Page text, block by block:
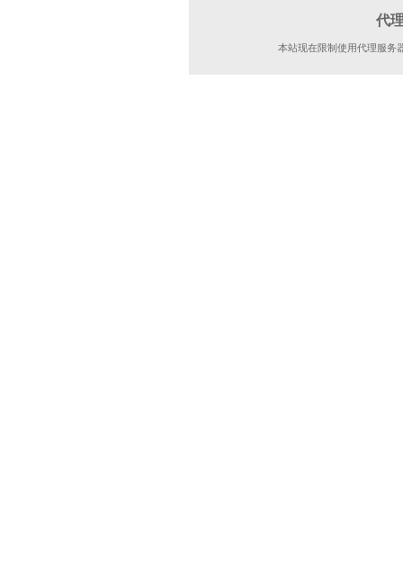
代
本站现在限制使用代理服务